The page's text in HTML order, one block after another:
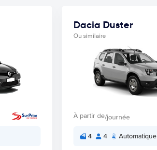
Dacia Duster
Ou similaire
À partir de/journée
4 4 Automatique